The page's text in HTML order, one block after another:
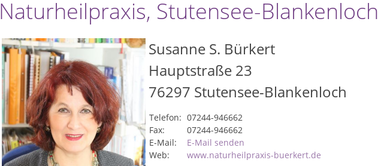
Naturheilpraxis, Stutensee-Blankenloch
Susanne S. Bürkert
Hauptstraße 23
76297 Stutensee-Blankenloch
Telefon: 07244-946662
Fax:
07244-946662
E-Mail:
E-Mail senden
Web:
www.naturheilpraxis-buerkert.de